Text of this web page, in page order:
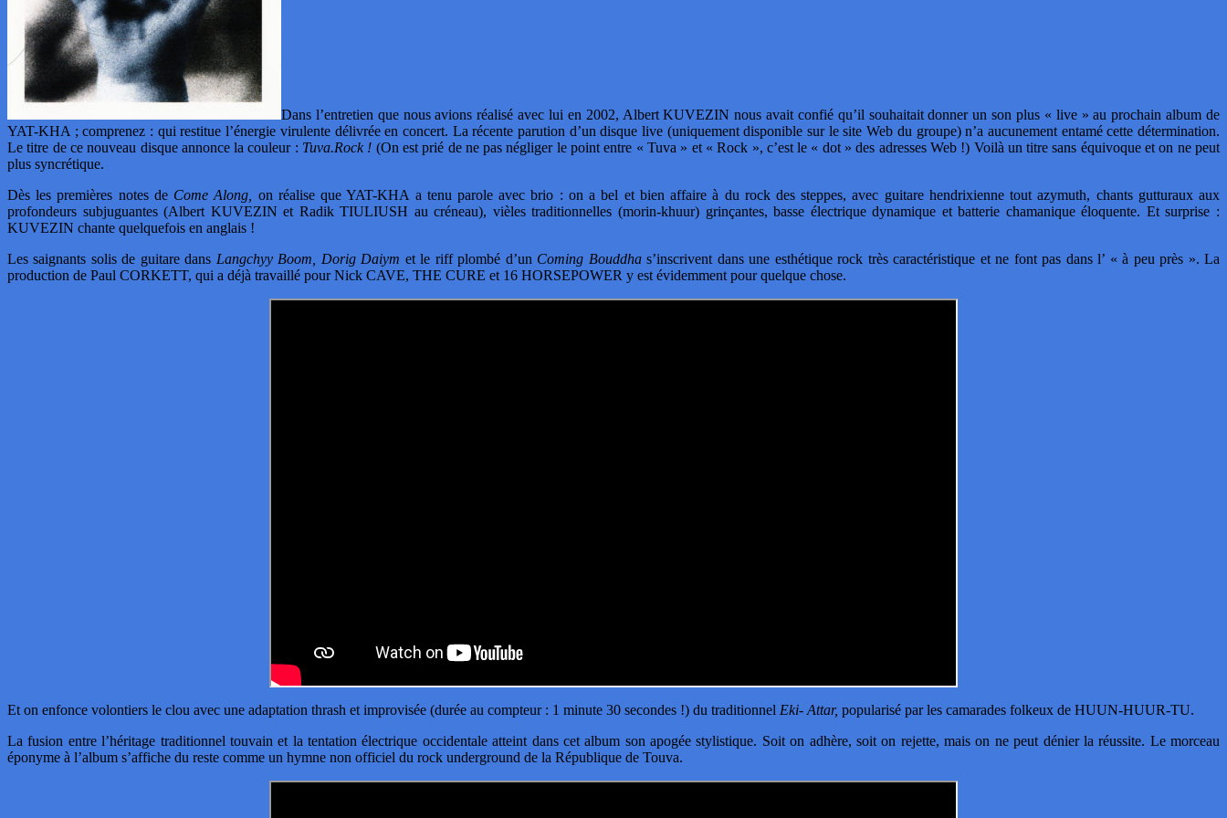
Dans l’entretien que nous avions réalisé avec lui en 2002, Albert KUVEZIN nous avait confié qu’il souhaitait donner un son plus « live » au prochain album de
YAT-KHA ; comprenez : qui restitue l’énergie virulente délivrée en concert. La récente parution d’un disque live (uniquement disponible sur le site Web du groupe) n’a aucunement entamé cette détermination.
Le titre de ce nouveau disque annonce la couleur : Tuva.Rock ! (On est prié de ne pas négliger le point entre « Tuva » et « Rock », c’est le « dot » des adresses Web !) Voilà un titre sans équivoque et on ne peut
plus syncrétique.
Dès les premières notes de Come Along,
on réalise que YAT-KHA a tenu parole avec brio : on a bel et bien affaire à du rock des steppes, avec guitare hendrixienne tout azymuth, chants gutturaux aux
profondeurs subjuguantes (Albert KUVEZIN et Radik TIULIUSH au créneau), vièles traditionnelles (morin-khuur) grinçantes, basse électrique dynamique et batterie chamanique éloquente. Et surprise :
KUVEZIN chante quelquefois en anglais !
Les saignants solis de guitare dans Langchyy Boom, Dorig Daiym et le riff plombé d’un Coming Bouddhas’inscrivent dans une esthétique rock très caractéristique et ne font pas dans l’ « à peu près ». La
production de Paul CORKETT, qui a déjà travaillé pour Nick CAVE, THE CURE et 16 HORSEPOWER y est évidemment pour quelque chose.
Et on enfonce volontiers le clou avec une adaptation thrash et improvisée (durée au compteur : 1 minute 30 secondes !) du traditionnel Eki- Attar, popularisé par les camarades folkeux de HUUN-HUUR-TU.
La fusion entre l’héritage traditionnel touvain et la tentation électrique occidentale atteint dans cet album son apogée stylistique. Soit on adhère, soit on rejette, mais on ne peut dénier la réussite. Le morceau
éponyme à l’album s’affiche du reste comme un hymne non officiel du rock underground de la République de Touva.